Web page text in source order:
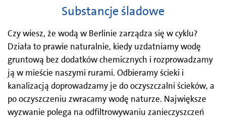
Substancje śladowe
Czy wiesz, że wodą w Berlinie zarządza się w cyklu?
Działa to prawie naturalnie, kiedy uzdatniamy wodę
gruntową bez dodatków chemicznych i rozprowadzamy
ją w mieście naszymi rurami. Odbieramy ścieki i
kanalizacją doprowadzamy je do oczyszczalni ścieków, a
po oczyszczeniu zwracamy wodę naturze. Największe
wyzwanie polega na odfiltrowywaniu zanieczyszczeń